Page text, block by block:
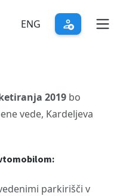
ENG
2019 bo
vede, Kardeljeva
parkirišči v